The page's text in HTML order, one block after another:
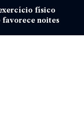
físico
favorece noites